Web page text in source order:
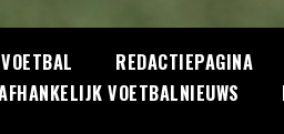
REDACTIEPAGINA
VOETBALNIEUWS